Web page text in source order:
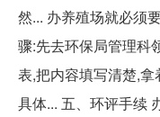
然... 办养殖场就必须
骤:先去环保局管理科
表,把内容填写清楚,
具体... 五、环评手续